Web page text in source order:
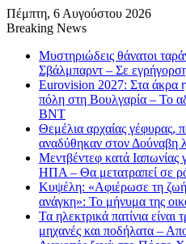
Πέμπτη, 6 Αυγούστου 2026
Breaking News
Μυστηριώδεις θάνατοι
Σβάλμπαρντ – Σε
Eurovision 2027: Στα άκρα η
πόλη στη Βουλγαρία – Το
BNT
Θεμέλια αρχαίας γέφυρας,
αναδύθηκαν στον Δούναβη
Μεντβέντεφ κατά Ιαπωνίας
ΗΠΑ – Θα μετατραπεί σε
Κυψέλη: «Αφιέρωσε τη ζωή
ανάγκη»: Το μήνυμα της
Τα ηλεκτρικά πατίνια είναι
μηχανές και ποδήλατα –